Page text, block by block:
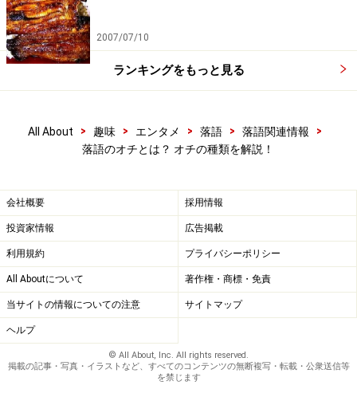
Amazonで落語の DVD をチェック！
楽天市場で落語の CD・DVD をチェック！
2007/07/10
ランキングをもっと見る
All About > 趣味 > エンタメ > 落語 > 落語関連情報
>
落語のオチとは？ オチの種類を解説！
会社概要 採用情報
投資家情報 広告掲載
利用規約 プライバシーポリシー
All Aboutについて 著作権・商標・免責
当サイトの情報についての注意 サイトマップ
ヘルプ
© All About, Inc. All rights reserved.
掲載の記事・写真・イラストなど、すべてのコンテンツの無断複写・転載・公衆送信等
を禁じます